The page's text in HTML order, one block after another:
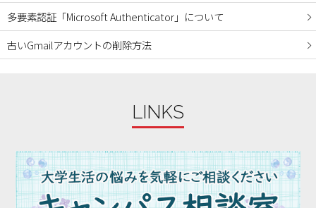
多要素認証「Microsoft Authenticator」について
古いGmailアカウントの削除方法
LINKS